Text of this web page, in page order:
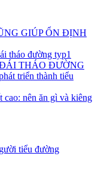
GIÚP ỔN ĐỊNH
tháo đường typ1
THÁO ĐƯỜNG
triển thành tiểu
nên ăn gì và kiêng
tiểu đường